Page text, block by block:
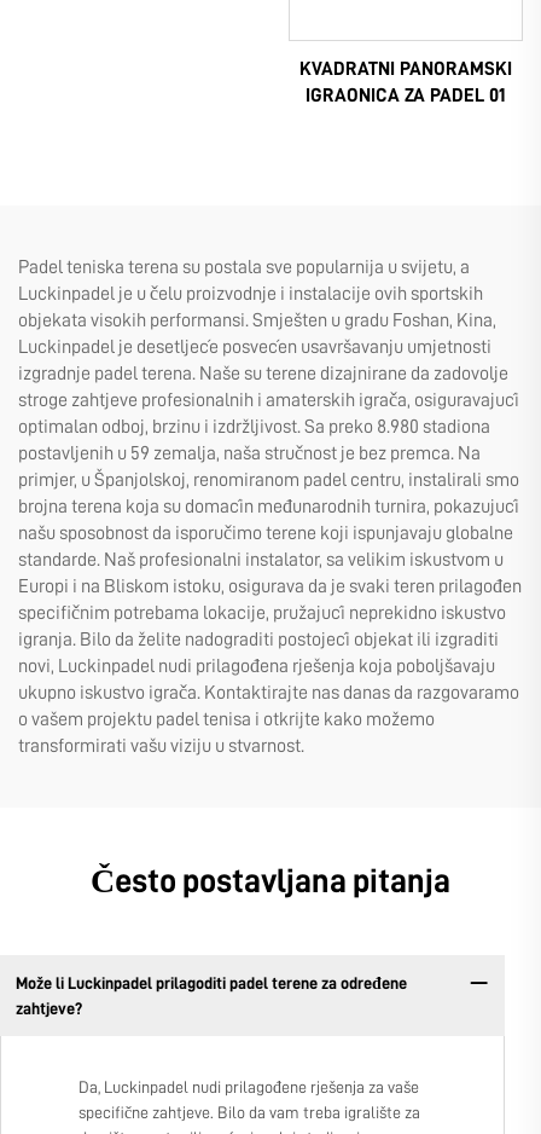
KVADRATNI PANORAMSKI
IGRAONICA ZA PADEL 01
Padel teniska terena su postala sve popularnija u svijetu, a
Luckinpadel je u čelu proizvodnje i instalacije ovih sportskih
objekata visokih performansi. Smješten u gradu Foshan, Kina,
Luckinpadel je desetljeće posvećen usavršavanju umjetnosti
izgradnje padel terena. Naše su terene dizajnirane da zadovolje
stroge zahtjeve profesionalnih i amaterskih igrača, osiguravajući
optimalan odboj, brzinu i izdržljivost. Sa preko 8.980 stadiona
postavljenih u 59 zemalja, naša stručnost je bez premca. Na
primjer, u Španjolskoj, renomiranom padel centru, instalirali smo
brojna terena koja su domaćin međunarodnih turnira, pokazujući
našu sposobnost da isporučimo terene koji ispunjavaju globalne
standarde. Naš profesionalni instalator, sa velikim iskustvom u
Europi i na Bliskom istoku, osigurava da je svaki teren prilagođen
specifičnim potrebama lokacije, pružajući neprekidno iskustvo
igranja. Bilo da želite nadograditi postojeći objekat ili izgraditi
novi, Luckinpadel nudi prilagođena rješenja koja poboljšavaju
ukupno iskustvo igrača. Kontaktirajte nas danas da razgovaramo
o vašem projektu padel tenisa i otkrijte kako možemo
transformirati vašu viziju u stvarnost.
Često postavljana pitanja
Može li Luckinpadel prilagoditi padel terene za određene
zahtjeve?
Da, Luckinpadel nudi prilagođene rješenja za vaše
specifične zahtjeve. Bilo da vam treba igralište za